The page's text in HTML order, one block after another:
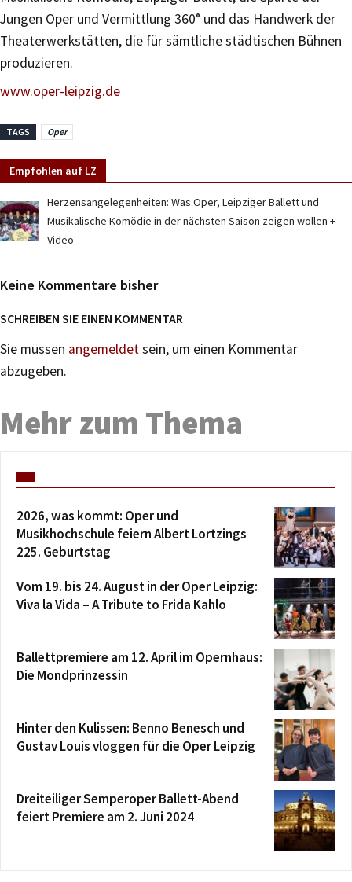
Jungen Oper und Vermittlung 360° und das Handwerk der
Theaterwerkstätten, die für sämtliche städtischen Bühnen
produzieren.
www.oper-leipzig.de
TAGS Oper
Empfohlen auf LZ
Herzensangelegenheiten: Was Oper, Leipziger Ballett und
Musikalische Komödie in der nächsten Saison zeigen wollen +
Video
Keine Kommentare bisher
SCHREIBEN SIE EINEN KOMMENTAR
Sie müssen angemeldetsein, um einen Kommentar
abzugeben.
Mehr zum Thema
2026, was kommt: Oper und
Musikhochschule feiern Albert Lortzings
225. Geburtstag
Vom 19. bis 24. August in der Oper Leipzig:
Viva la Vida – A Tribute to Frida Kahlo
Ballettpremiere am 12. April im Opernhaus:
Die Mondprinzessin
Hinter den Kulissen: Benno Benesch und
Gustav Louis vloggen für die Oper Leipzig
Dreiteiliger Semperoper Ballett-Abend
feiert Premiere am 2. Juni 2024